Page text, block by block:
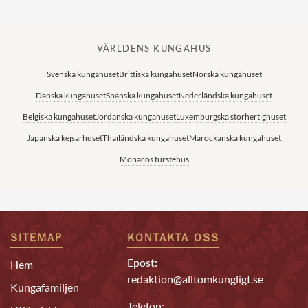
VÄRLDENS KUNGAHUS
Svenska kungahusetBrittiska kungahusetNorska kungahuset
Danska kungahusetSpanska kungahusetNederländska kungahuset
Belgiska kungahusetJordanska kungahusetLuxemburgska storhertighuset
Japanska kejsarhusetThailändska kungahusetMarockanska kungahuset
Monacos furstehus
SITEMAP
Hem
Kungafamiljen
KONTAKTA OSS
Epost:
redaktion@alltomkungligt.se